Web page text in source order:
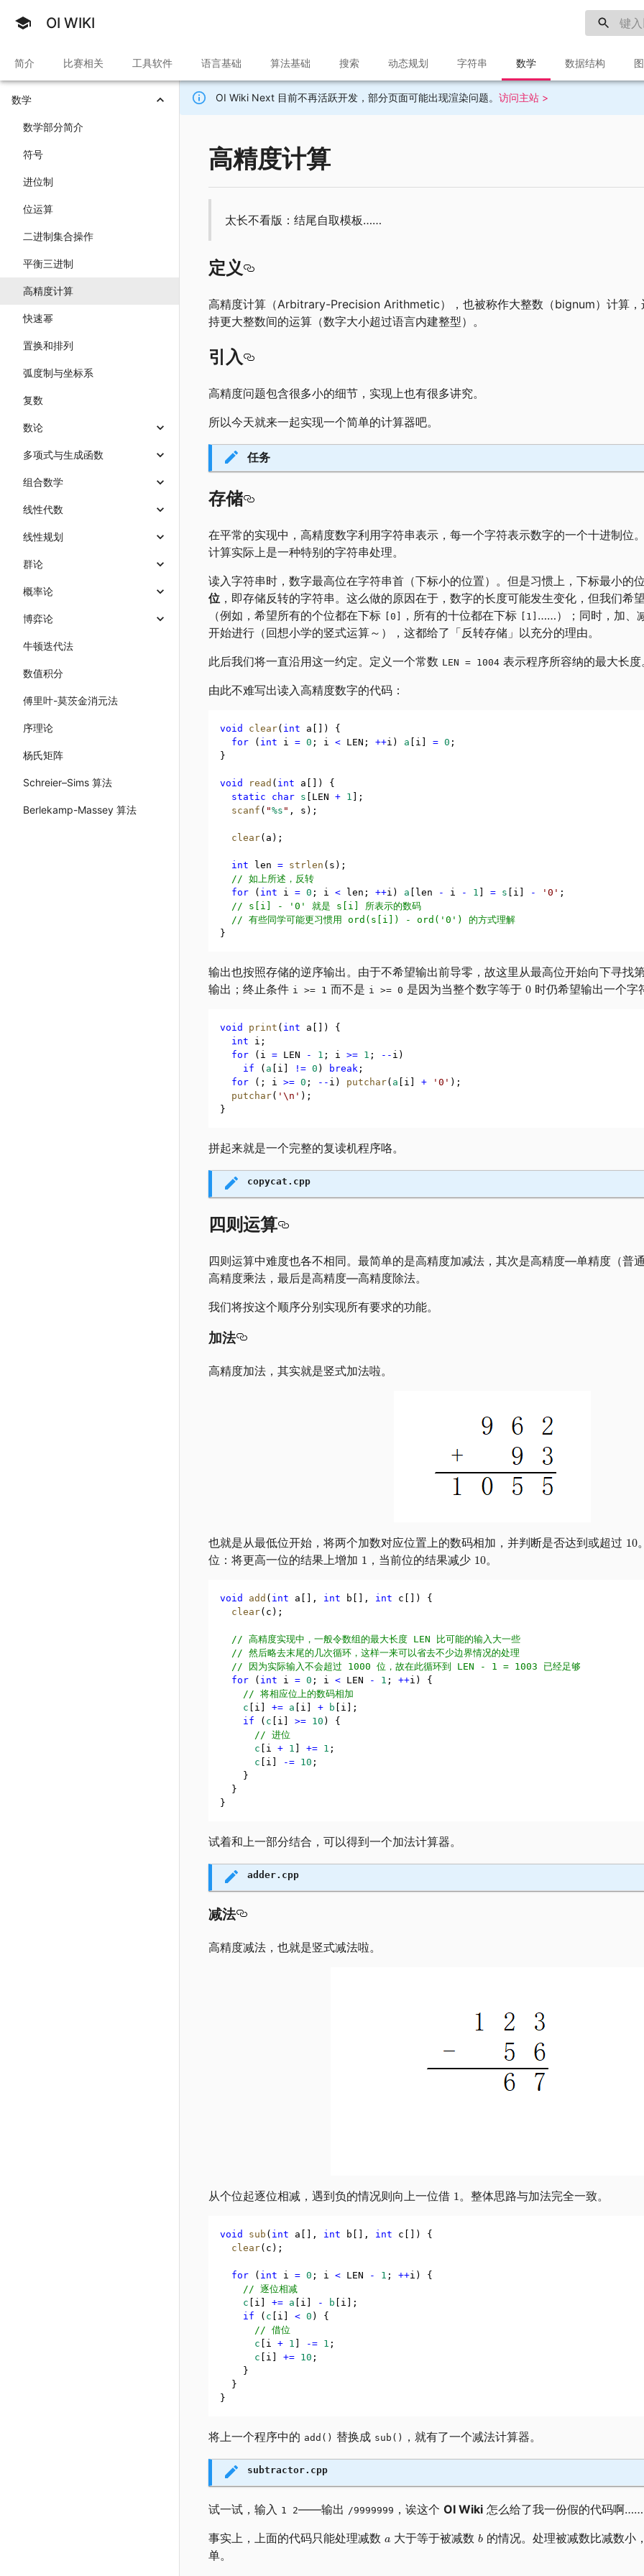
OI WIKI
简介 比赛相关 工具软件 语言基础 算法基础 搜索 动态规划 字符串 数学 数据结构
数学
数学部分简介
符号
进位制
位运算
二进制集合操作
平衡三进制
高精度计算
快速幂
置换和排列
弧度制与坐标系
复数
数论
多项式与生成函数
组合数学
线性代数
线性规划
群论
概率论
博弈论
牛顿迭代法
数值积分
傅里叶-莫茨金消元法
序理论
杨氏矩阵
Schreier–Sims 算法
Berlekamp-Massey 算法
OI Wiki Next 目前不再活跃开发，部分页面可能出现渲染问题。 访问主站 >
高精度计算
太长不看版：结尾自取模板……
定义
高精度计算（Arbitrary-Precision Arithmetic），也被称作大整数（bignum）计算，
持更大整数间的运算（数字大小超过语言内建整型）。
引入
高精度问题包含很多小的细节，实现上也有很多讲究。
所以今天就来一起实现一个简单的计算器吧。
任务
存储
在平常的实现中，高精度数字利用字符串表示，每一个字符表示数字的一个十进制位
计算实际上是一种特别的字符串处理。
读入字符串时，数字最高位在字符串首（下标小的位置）。但是习惯上，下标最小的
位 ，即存储反转的字符串。这么做的原因在于，数字的长度可能发生变化，但我们希
（例如，希望所有的个位都在下标 [0] ，所有的十位都在下标 [1] ……）；同时，加、
开始进行（回想小学的竖式运算～），这都给了「反转存储」以充分的理由。
此后我们将一直沿用这一约定。定义一个常数 LEN = 1004 表示程序所容纳的最大长度
由此不难写出读入高精度数字的代码：
void clear( int a[]) {
for ( int i = 0 ; i < LEN; ++i) a [i] = 0 ;
}
void read ( int a[]) {
static
char s [LEN + 1 ];
scanf ( "%s " , s);
clear(a);
int len = strlen (s);
  // 如上所述，反转
for ( int i = 0 ; i < len; ++i) a [len - i - 1 ] = s [i] - '0' ;
  // s[i] - '0' 就是 s[i] 所表示的数码
  // 有些同学可能更习惯用 ord(s[i]) - ord('0') 的方式理解
}
输出也按照存储的逆序输出。由于不希望输出前导零，故这里从最高位开始向下寻找
输出；终止条件 i >= 1 而不是 i >= 0 是因为当整个数字等于 时仍希望输出一个
void print ( int a[]) {
int i;
for (i = LEN - 1 ; i >= 1 ; -- i)
if ( a [i] != 0 ) break ;
for (; i >= 0 ; -- i) putchar( a [i] + '0' );
putchar( '\n' );
}
拼起来就是一个完整的复读机程序咯。
copycat.cpp
四则运算
四则运算中难度也各不相同。最简单的是高精度加减法，其次是高精度—单精度（普
高精度乘法，最后是高精度—高精度除法。
我们将按这个顺序分别实现所有要求的功能。
加法
高精度加法，其实就是竖式加法啦。
也就是从最低位开始，将两个加数对应位置上的数码相加，并判断是否达到或超过
位：将更高一位的结果上增加
，当前位的结果减少 。
void add ( int a[] , int b[] , int c[]) {
clear(c);
  // 高精度实现中，一般令数组的最大长度 LEN 比可能的输入大一些
  // 然后略去末尾的几次循环，这样一来可以省去不少边界情况的处理
  // 因为实际输入不会超过 1000 位，故在此循环到 LEN - 1 = 1003 已经足够
for ( int i = 0 ; i < LEN - 1 ; ++i) {
    // 将相应位上的数码相加
c [i] += a [i] + b [i];
if ( c [i] >= 10 ) {
      // 进位
c [i + 1 += 1 ;
c [i] -= 10 ;
    }
  }
}
试着和上一部分结合，可以得到一个加法计算器。
adder.cpp
减法
高精度减法，也就是竖式减法啦。
从个位起逐位相减，遇到负的情况则向上一位借 。整体思路与加法完全一致。
void sub ( int a[] , int b[] , int c[]) {
clear(c);
for ( int i = 0 ; i < LEN - 1 ; ++i) {
    // 逐位相减
c [i] += a [i] - b [i];
if ( c [i] < 0 ) {
      // 借位
c [i + 1 -= 1 ;
c [i] += 10 ;
    }
  }
}
将上一个程序中的 add() 替换成 sub() ，就有了一个减法计算器。
subtractor.cpp
试一试，输入 1 2——输出 /9999999 ，诶这个 OI Wiki 怎么给了我一份假的代码啊……
事实上，上面的代码只能处理减数
大于等于被减数
的情况。处理被减数比减数小
单。